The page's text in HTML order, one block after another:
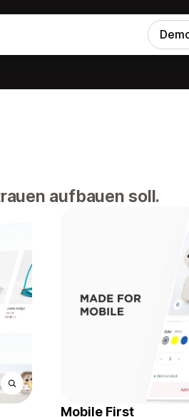
aufbauen soll.
Mobile First